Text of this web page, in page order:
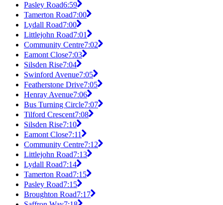
Pasley Road6:59
Tamerton Road7:00
Lydall Road7:00
Littlejohn Road7:01
Community Centre7:02
Eamont Close7:03
Silsden Rise7:04
Swinford Avenue7:05
Featherstone Drive7:05
Henray Avenue7:06
Bus Turning Circle7:07
Tilford Crescent7:08
Silsden Rise7:10
Eamont Close7:11
Community Centre7:12
Littlejohn Road7:13
Lydall Road7:14
Tamerton Road7:15
Pasley Road7:15
Broughton Road7:17